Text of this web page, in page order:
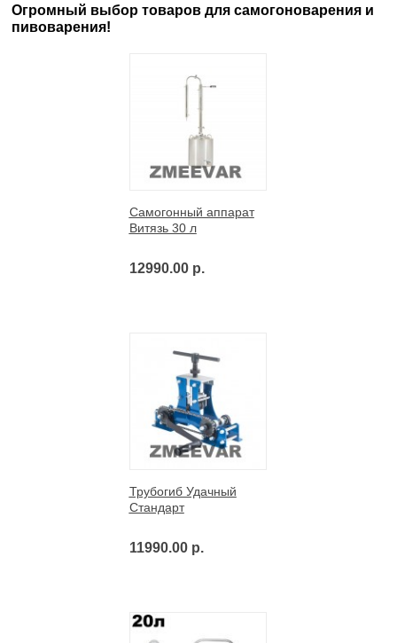
Огромный выбор товаров для самогоноварения и
пивоварения!
Самогонный аппарат
Витязь 30 л
12990.00 р.
Трубогиб Удачный
Стандарт
11990.00 р.